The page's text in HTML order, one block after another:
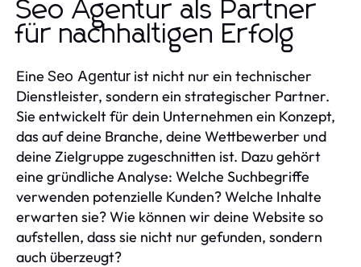
Seo Agentur als Partner
für nachhaltigen Erfolg
Eine Seo Agentur ist nicht nur ein technischer
Dienstleister, sondern ein strategischer Partner.
Sie entwickelt für dein Unternehmen ein Konzept,
das auf deine Branche, deine Wettbewerber und
deine Zielgruppe zugeschnitten ist. Dazu gehört
eine gründliche Analyse: Welche Suchbegriffe
verwenden potenzielle Kunden? Welche Inhalte
erwarten sie? Wie können wir deine Website so
aufstellen, dass sie nicht nur gefunden, sondern
auch überzeugt?